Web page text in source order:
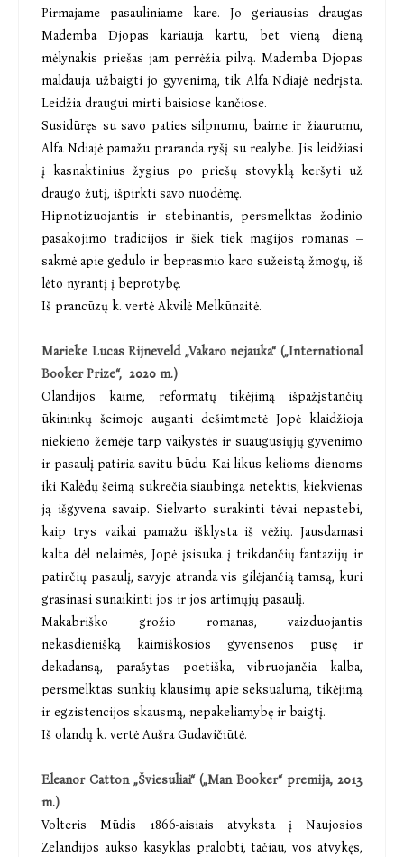
Pirmajame pasauliniame kare. Jo geriausias draugas
Mademba Djopas kariauja kartu, bet vieną dieną
mėlynakis priešas jam perrėžia pilvą. Mademba Djopas
maldauja užbaigti jo gyvenimą, tik Alfa Ndiajė nedrįsta.
Leidžia draugui mirti baisiose kančiose.
Susidūręs su savo paties silpnumu, baime ir žiaurumu,
Alfa Ndiajė pamažu praranda ryšį su realybe. Jis leidžiasi
į kasnaktinius žygius po priešų stovyklą keršyti už
draugo žūtį, išpirkti savo nuodėmę.
Hipnotizuojantis ir stebinantis, persmelktas žodinio
pasakojimo tradicijos ir šiek tiek magijos romanas –
sakmė apie gedulo ir beprasmio karo sužeistą žmogų, iš
lėto nyrantį į beprotybę.
Iš prancūzų k. vertė Akvilė Melkūnaitė.
Marieke Lucas Rijneveld „Vakaro nejauka“ („International
Booker Prize“, 2020 m.)
Olandijos kaime, reformatų tikėjimą išpažįstančių
ūkininkų šeimoje auganti dešimtmetė Jopė klaidžioja
niekieno žemėje tarp vaikystės ir suaugusiųjų gyvenimo
ir pasaulį patiria savitu būdu. Kai likus kelioms dienoms
iki Kalėdų šeimą sukrečia siaubinga netektis, kiekvienas
ją išgyvena savaip. Sielvarto surakinti tėvai nepastebi,
kaip trys vaikai pamažu išklysta iš vėžių. Jausdamasi
kalta dėl nelaimės, Jopė įsisuka į trikdančių fantazijų ir
patirčių pasaulį, savyje atranda vis gilėjančią tamsą, kuri
grasinasi sunaikinti jos ir jos artimųjų pasaulį.
Makabriško grožio romanas, vaizduojantis
nekasdienišką kaimiškosios gyvensenos pusę ir
dekadansą, parašytas poetiška, vibruojančia kalba,
persmelktas sunkių klausimų apie seksualumą, tikėjimą
ir egzistencijos skausmą, nepakeliamybę ir baigtį.
Iš olandų k. vertė Aušra Gudavičiūtė.
Eleanor Catton „Šviesuliai“ („Man Booker“ premija, 2013
m.)
Volteris Mūdis 1866-aisiais atvyksta į Naujosios
Zelandijos aukso kasyklas pralobti, tačiau, vos atvykęs,